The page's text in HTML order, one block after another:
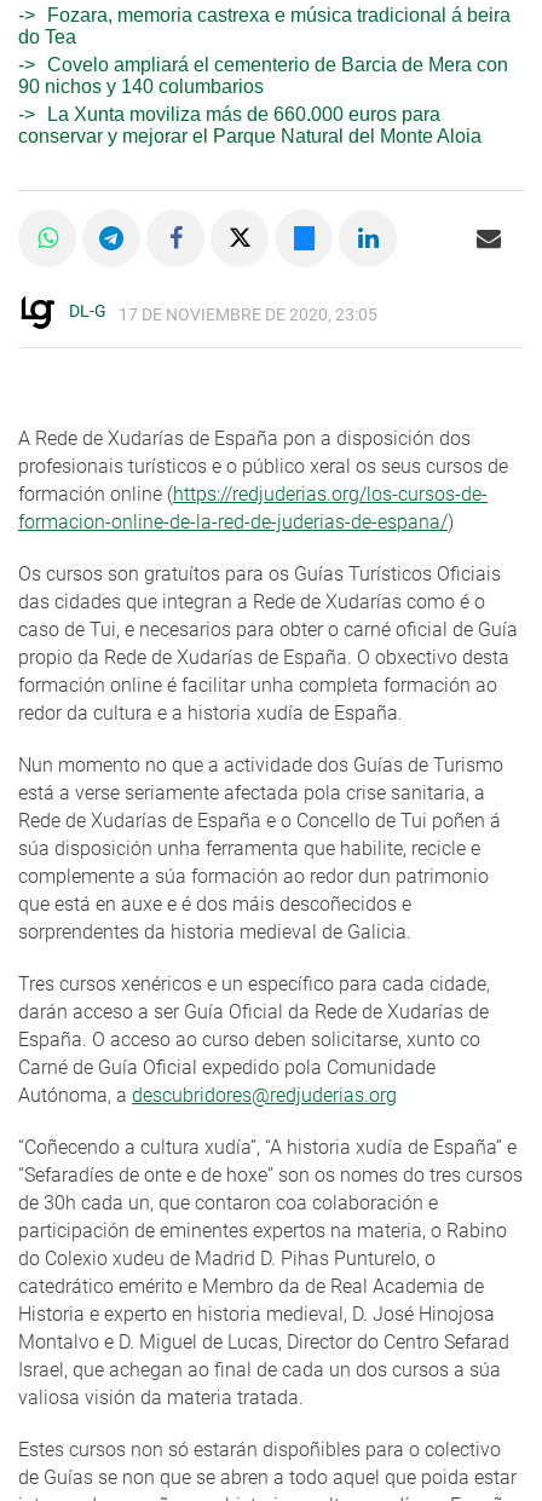
Fozara, memoria castrexa e música tradicional á beira
do Tea
Covelo ampliará el cementerio de Barcia de Mera con
90 nichos y 140 columbarios
La Xunta moviliza más de 660.000 euros para
conservar y mejorar el Parque Natural del Monte Aloia
DL-G 17 DE NOVIEMBRE DE 2020, 23:05
A Rede de Xudarías de España pon a disposición dos
profesionais turísticos e o público xeral os seus cursos de
formación online (https://redjuderias.org/los-cursos-de-
formacion-online-de-la-red-de-juderias-de-espana/)
Os cursos son gratuítos para os Guías Turísticos Oficiais
das cidades que integran a Rede de Xudarías como é o
caso de Tui, e necesarios para obter o carné oficial de Guía
propio da Rede de Xudarías de España. O obxectivo desta
formación online é facilitar unha completa formación ao
redor da cultura e a historia xudía de España.
Nun momento no que a actividade dos Guías de Turismo
está a verse seriamente afectada pola crise sanitaria, a
Rede de Xudarías de España e o Concello de Tui poñen á
súa disposición unha ferramenta que habilite, recicle e
complemente a súa formación ao redor dun patrimonio
que está en auxe e é dos máis descoñecidos e
sorprendentes da historia medieval de Galicia.
Tres cursos xenéricos e un específico para cada cidade,
darán acceso a ser Guía Oficial da Rede de Xudarías de
España. O acceso ao curso deben solicitarse, xunto co
Carné de Guía Oficial expedido pola Comunidade
Autónoma, a descubridores@redjuderias.org
“Coñecendo a cultura xudía”, “A historia xudía de España” e
“Sefaradíes de onte e de hoxe” son os nomes do tres cursos
de 30h cada un, que contaron coa colaboración e
participación de eminentes expertos na materia, o Rabino
do Colexio xudeu de Madrid D. Pihas Punturelo, o
catedrático emérito e Membro da de Real Academia de
Historia e experto en historia medieval, D. José Hinojosa
Montalvo e D. Miguel de Lucas, Director do Centro Sefarad
Israel, que achegan ao final de cada un dos cursos a súa
valiosa visión da materia tratada.
Estes cursos non só estarán dispoñibles para o colectivo
de Guías se non que se abren a todo aquel que poida estar